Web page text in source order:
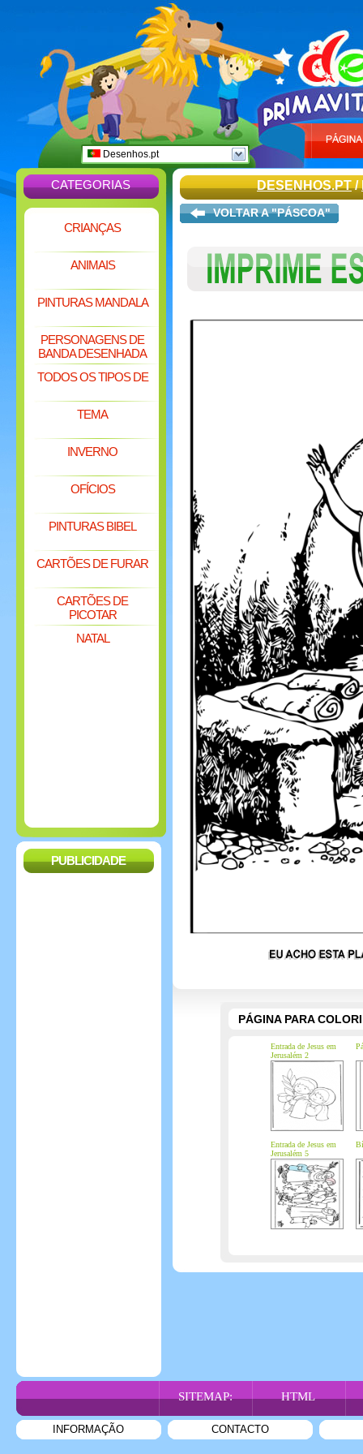
Desenhos.pt
CATEGORIAS
CRIANÇAS
ANIMAIS
PINTURAS MANDALA
PERSONAGENS DE
BANDA DESENHADA
TODOS OS TIPOS DE
TEMA
INVERNO
OFÍCIOS
PINTURAS BIBEL
CARTÕES DE FURAR
CARTÕES DE
PICOTAR
NATAL
PUBLICIDADE
DESENHOS.PT/
VOLTAR A "PÁSCOA"
PÁGINA PARA
Entrada de Jesus em
Jerusalém 2
Entrada de Jesus em
Jerusalém 5
SITEMAP: HTML
INFORMAÇÃO CONTACTO